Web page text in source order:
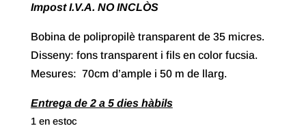
Impost I.V.A. NO INCLÒS
Bobina de polipropilè transparent de 35 micres.
Disseny: fons transparent i fils en color fucsia.
Mesures: 70cm d’ample i 50 m de llarg.
Entrega de 2 a 5 dies hàbils
1 en estoc